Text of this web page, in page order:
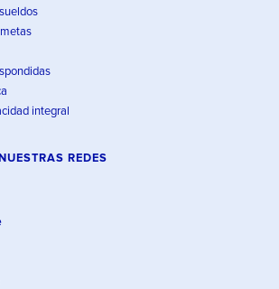
integral
NUESTRAS REDES